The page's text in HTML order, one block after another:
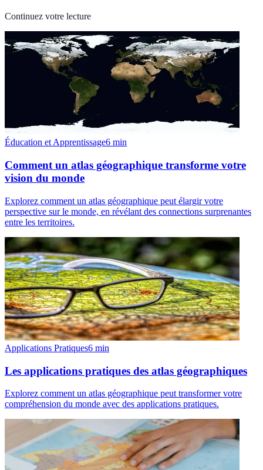
Continuez votre lecture
Éducation et Apprentissage6 min
Comment un atlas géographique transforme votre
vision du monde
Explorez comment un atlas géographique peut élargir votre
perspective sur le monde, en révélant des connections surprenantes
entre les territoires.
Applications Pratiques6 min
Les applications pratiques des atlas géographiques
Explorez comment un atlas géographique peut transformer votre
compréhension du monde avec des applications pratiques.